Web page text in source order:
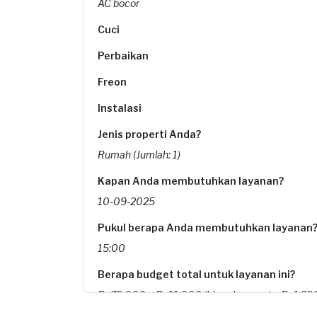
AC bocor
Cuci
Perbaikan
Freon
Instalasi
Jenis properti Anda?
Rumah (Jumlah: 1)
Kapan Anda membutuhkan layanan?
10-09-2025
Pukul berapa Anda membutuhkan layanan?
15:00
Berapa budget total untuk layanan ini?
Rp75.000 + Rp11.000 (biaya layanan) +